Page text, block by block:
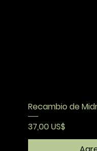
Recambio de
Precio
37,00 US$